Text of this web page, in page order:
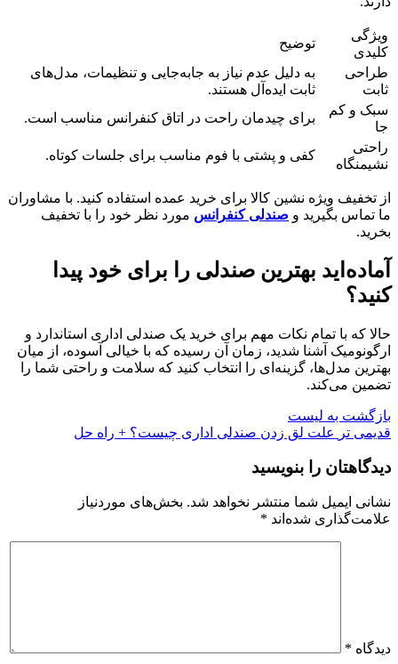
ویژگی
کلیدی
توضیح
طراحی
ثابت
به دلیل عدم نیاز به جابه‌جایی و تنظیمات، مدل‌های
ثابت ایده‌آل هستند.
سبک و کم
جا
برای چیدمان راحت در اتاق کنفرانس مناسب است.
راحتی
نشیمنگاه
کفی و پشتی با فوم مناسب برای جلسات کوتاه.
از تخفیف ویژه نشین کالا برای خرید عمده استفاده کنید. با مشاوران
ما تماس بگیرید و صندلی کنفرانس مورد نظر خود را با تخفیف
بخرید.
آماده‌اید بهترین صندلی را برای خود پیدا
کنید؟
حالا که با تمام نکات مهم برای خرید یک صندلی اداری استاندارد و
ارگونومیک آشنا شدید، زمان آن رسیده که با خیالی آسوده، از میان
بهترین مدل‌ها، گزینه‌ای را انتخاب کنید که سلامت و راحتی شما را
تضمین می‌کند.
بازگشت به لیست
قدیمی تر
علت لق زدن صندلی اداری چیست؟ + راه حل
دیدگاهتان را بنویسید
نشانی ایمیل شما منتشر نخواهد شد. بخش‌های موردنیاز
علامت‌گذاری شده‌اند *
دیدگاه *